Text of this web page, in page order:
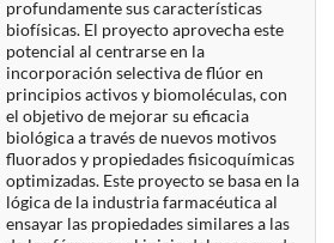
profundamente sus características
biofísicas. El proyecto aprovecha este
potencial al centrarse en la
incorporación selectiva de flúor en
principios activos y biomoléculas, con
el objetivo de mejorar su eficacia
biológica a través de nuevos motivos
fluorados y propiedades fisicoquímicas
optimizadas. Este proyecto se basa en la
lógica de la industria farmacéutica al
ensayar las propiedades similares a las